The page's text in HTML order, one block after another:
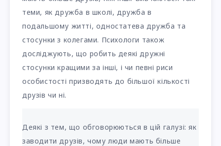
теми, як дружба в школі, дружба в
подальшому житті, одностатева дружба та
стосунки з колегами. Психологи також
досліджують, що робить деякі дружні
стосунки кращими за інші, і чи певні риси
особистості призводять до більшої кількості
друзів чи ні.
Деякі з тем, що обговорюються в цій галузі: як
заводити друзів, чому люди мають більше